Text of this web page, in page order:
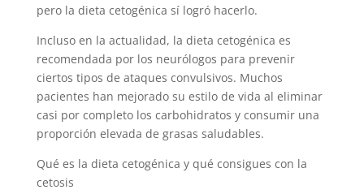
pero la dieta cetogénica sí logró hacerlo.
Incluso en la actualidad, la dieta cetogénica es
recomendada por los neurólogos para prevenir
ciertos tipos de ataques convulsivos. Muchos
pacientes han mejorado su estilo de vida al eliminar
casi por completo los carbohidratos y consumir una
proporción elevada de grasas saludables.
Qué es la dieta cetogénica y qué consigues con la
cetosis